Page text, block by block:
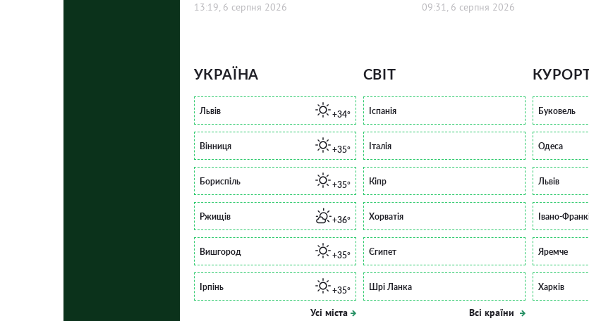
13:19, 6 серпня 2026 09:31, 6 серпня 2026
УКРАЇНА
Львів +34°
Вінниця +35°
Бориспіль +35°
Ржищів +36°
Вишгород +35°
Ірпінь +35°
Усі міста
СВІТ
Іспанія
Італія
Кіпр
Хорватія
Єгипет
Шрі Ланка
Всі країни
Буковель
Одеса
Львів
Івано-
Яремче
Харків